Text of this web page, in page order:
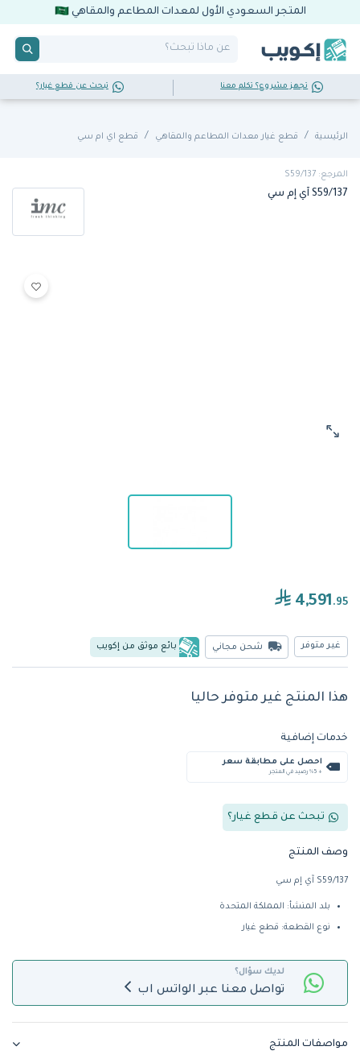
المتجر السعودي الأول لمعدات المطاعم والمقاهي
تجهز مشروع؟ تكلم معنا تبحث عن قطع غيار؟
الرئيسية قطع غيار معدات المطاعم والمقاهي قطع اي ام سي
المرجع: S59/137
S59/137 آي إم سي
4,591 .95
غير متوفر شحن مجاني بائع موثق من إكويب
هذا المنتج غير متوفر حاليا
خدمات إضافية
احصل على مطابقة سعر
+ %5 رصيد في المتجر
تبحث عن قطع غيار؟
وصف المنتج
S59/137 آي إم سي
بلد المنشأ: المملكة المتحدة
نوع القطعة: قطع غيار
لديك سؤال؟
تواصل معنا عبر الواتس اب
مواصفات المنتج